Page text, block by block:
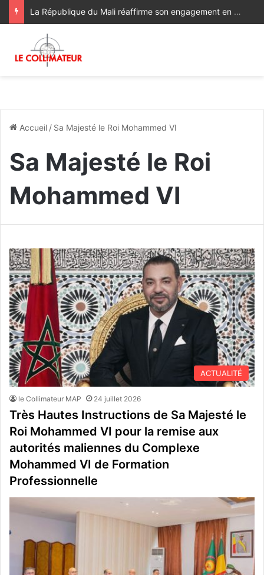
La République du Mali réaffirme son engagement en faveur de l’Initiative de Sa Majesté le Roi Mohammed VI visant à favoriser l’accès des pays du Sahel à l’Océan Atlantique
Accueil / Sa Majesté le Roi Mohammed VI
Sa Majesté le Roi
Mohammed VI
ACTUALITÉ
le Collimateur MAP 24 juillet 2026
Très Hautes Instructions de Sa Majesté le
Roi Mohammed VI pour la remise aux
autorités maliennes du Complexe
Mohammed VI de Formation
Professionnelle